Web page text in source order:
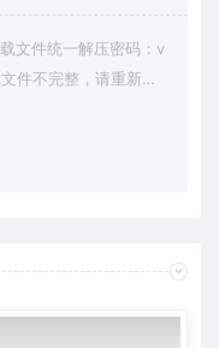
文件统一解压密码：v
件不完整，请重新下